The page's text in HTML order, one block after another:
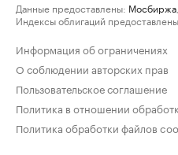
Данные предоставлены: Мосбиржа
Индексы облигаций
Информация об ограничениях
О соблюдении авторских прав
Пользовательское соглашение
Политика в отношении
Политика обработки файлов